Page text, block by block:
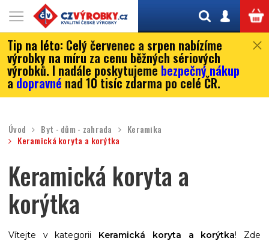
Tip na léto: Celý červenec a srpen nabízíme
výrobky na míru za cenu běžných sériových
výrobků. I nadále poskytujeme bezpečný nákup
adopravné nad 10 tisíc zdarma po celé ČR.
Úvod Byt - dům - zahrada
Keramika
Keramická koryta a korýtka
Keramická koryta a
korýtka
Vítejte v kategorii Keramická koryta a korýtka! Zde